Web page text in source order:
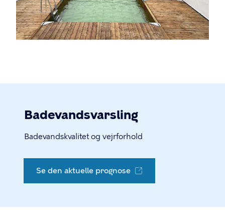
Badevandsvarsling
Badevandskvalitet og vejrforhold
Se den aktuelle prognose